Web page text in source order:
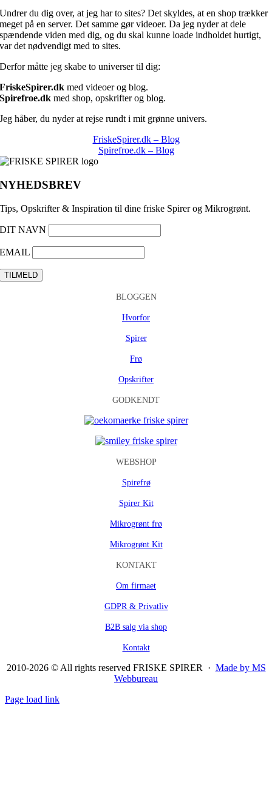
Undrer du dig over, at jeg har to sites? Det skyldes, at en shop trækker
meget på en server. Det samme gør videoer. Da jeg nyder at dele
spændende viden med dig, og du skal kunne loade indholdet hurtigt,
var det nødvendigt med to sites.
Derfor måtte jeg skabe to universer til dig:
FriskeSpirer.dk med videoer og blog.
Spirefroe.dk med shop, opskrifter og blog.
Jeg håber, du nyder at rejse rundt i mit grønne univers.
FriskeSpirer.dk – Blog
Spirefroe.dk – Blog
NYHEDSBREV
Tips, Opskrifter & Inspiration til dine friske Spirer og Mikrogrønt.
DIT NAVN
EMAIL
BLOGGEN
Hvorfor
Spirer
Frø
Opskrifter
GODKENDT
WEBSHOP
Spirefrø
Spirer Kit
Mikrogrønt frø
Mikrogrønt Kit
KONTAKT
Om firmaet
GDPR & Privatliv
B2B salg via shop
Kontakt
2010-2026 © All rights reserved FRISKE SPIRER · Made by MS
Webbureau
Page load link